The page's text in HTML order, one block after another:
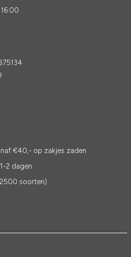
€40,- op zakjes zaden
2 dagen
soorten)